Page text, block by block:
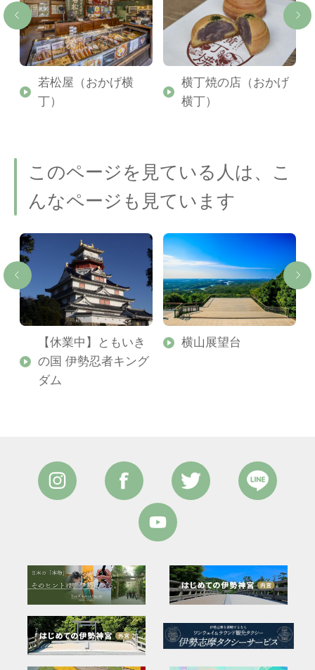
若松屋（おかげ横
丁）
横丁焼の店（おかげ
横丁）
このページを見ている人は、こ
んなページも見ています
【休業中】ともいき
の国 伊勢忍者キング
ダム
横山展望台